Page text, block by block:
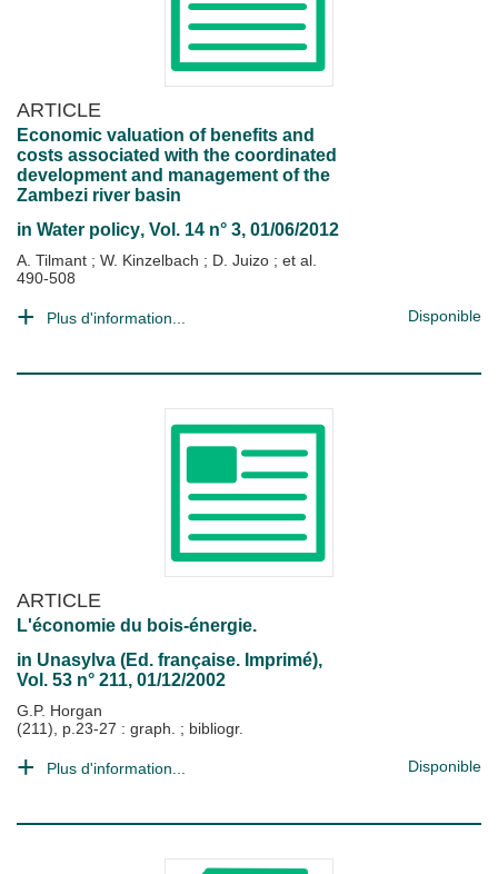
ARTICLE
Economic valuation of benefits and
costs associated with the coordinated
development and management of the
Zambezi river basin
in Water policy, Vol. 14 n° 3, 01/06/2012
A. Tilmant ; W. Kinzelbach ; D. Juizo ; et al.
490-508
Plus d'information... Disponible
ARTICLE
L'économie du bois-énergie.
in Unasylva (Ed. française. Imprimé),
Vol. 53 n° 211, 01/12/2002
G.P. Horgan
(211), p.23-27 : graph. ; bibliogr.
Plus d'information... Disponible